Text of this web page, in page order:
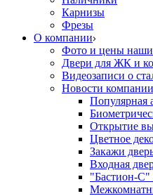
Карнизы
Фрезы
О компании
Фото и цены
Двери для ЖК и
Видеозаписи о
Новости компании
Популярная
Открытие
Цветное
Закажи
Входная
"Бастион-